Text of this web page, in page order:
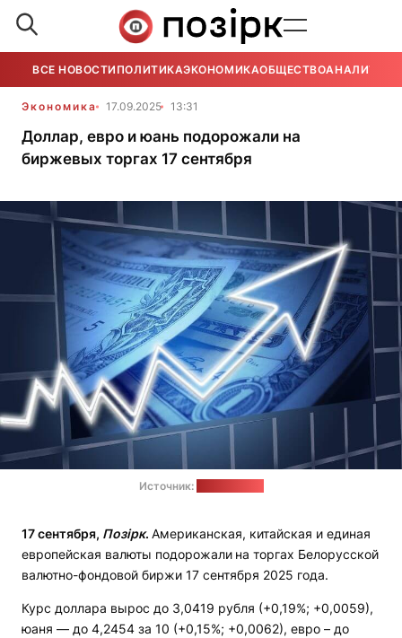
ВСЕ НОВОСТИ ПОЛИТИКАЭКОНОМИКАОБЩЕСТВОАНАЛИТИКА
Экономика 17.09.2025 13:31
Доллар, евро и юань подорожали на
биржевых торгах 17 сентября
Источник:
17 сентября, Позірк. Американская, китайская и единая
европейская валюты подорожали на торгах Белорусской
валютно-фондовой биржи 17 сентября 2025 года.
Курс доллара вырос до 3,0419 рубля (+0,19%; +0,0059),
юаня — до 4,2454 за 10 (+0,15%; +0,0062), евро – до